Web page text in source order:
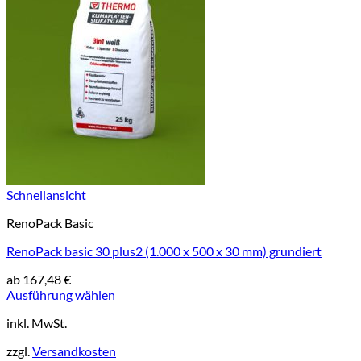
Schnellansicht
RenoPack Basic
RenoPack basic 30 plus2 (1.000 x 500 x 30 mm) grundiert
ab 167,48€
Ausführung wählen
Produkt
mehrere
inkl. MwSt.
zzgl.Versandkosten